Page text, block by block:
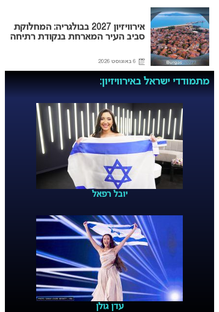
אירוויזיון 2027 בבולגריה: המחלוקת
סביב העיר המארחת בנקודת רתיחה
6 באוגוסט 2026
מתמודדי ישראל באירוויזיון:
יובל רפאל
עדן גולן